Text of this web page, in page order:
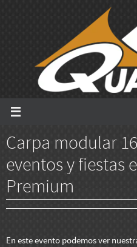
Carpa modular
eventos y fiestas
Premium
En este evento podemos ver